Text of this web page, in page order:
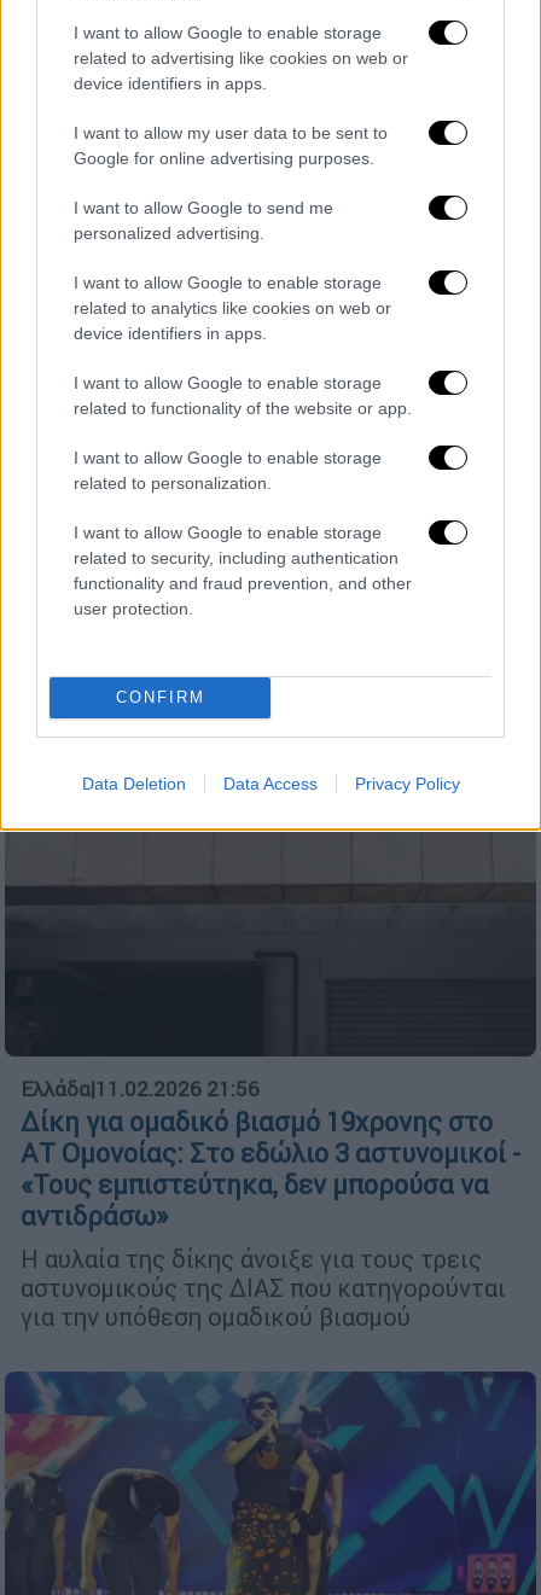
I want to allow Google to enable storage
related to advertising like cookies on web or
device identifiers in apps.
I want to allow my user data to be sent to
Google for online advertising purposes.
I want to allow Google to send me
personalized advertising.
I want to allow Google to enable storage
related to analytics like cookies on web or
device identifiers in apps.
I want to allow Google to enable storage
related to functionality of the website or app.
I want to allow Google to enable storage
related to personalization.
I want to allow Google to enable storage
related to security, including authentication
functionality and fraud prevention, and other
user protection.
CONFIRM
Data Deletion Data Access Privacy Policy
Ελλάδα|11.02.2026 22:10
«Αόρατος Μπάμπης»: Ποιος είναι ο
45χρονος από τα Χανιά που κανένας δεν
Η περιέργη υπόθεση ενός ανθρώπου στα
Χανιά, του οποίου δεν μπορεί να
επιβεβαιωθεί το όνομα και κανείς δεν
Ελλάδα|11.02.2026 21:56
Δίκη για ομαδικό βιασμό 19χρονης στο
ΑΤ Ομονοίας: Στο εδώλιο 3 αστυνομικοί -
«Τους εμπιστεύτηκα, δεν μπορούσα να
αντιδράσω»
Η αυλαία της δίκης άνοιξε για τους τρεις
αστυνομικούς της ΔΙΑΣ που κατηγορούνται
για την υπόθεση ομαδικού βιασμού